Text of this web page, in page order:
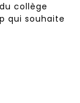
collège
qui souhaite